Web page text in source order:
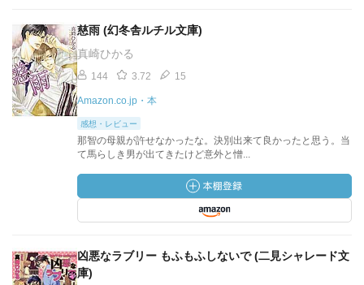
慈雨 (幻冬舎ルチル文庫)
真崎ひかる
144 3.72 15
Amazon.co.jp・本
感想・レビュー
那智の母親が許せなかったな。決別出来て良かったと思う。当
て馬らしき男が出てきたけど意外と憎...
凶悪なラブリー もふもふしないで (二見シャレード文
庫)